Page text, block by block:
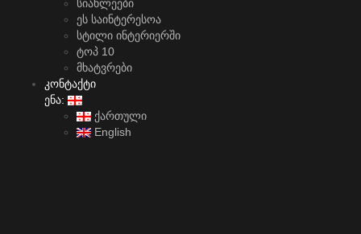
სიახლეები
ეს საინტერესოა
სტილი ინტერიერში
ტოპ 10
მხატვრები
კონტაქტი
ენა:
ქართული
English